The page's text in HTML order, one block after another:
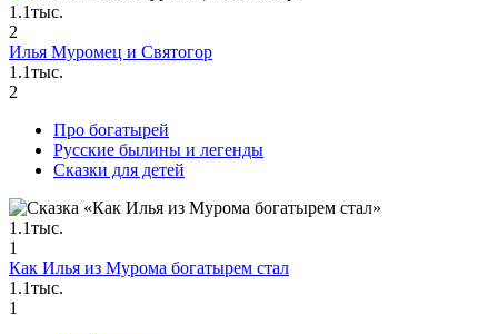
1.1тыс.
2
Илья Муромец и Святогор
1.1тыс.
2
Про богатырей
Русские былины и легенды
Сказки для детей
1.1тыс.
1
Как Илья из Мурома богатырем стал
1.1тыс.
1